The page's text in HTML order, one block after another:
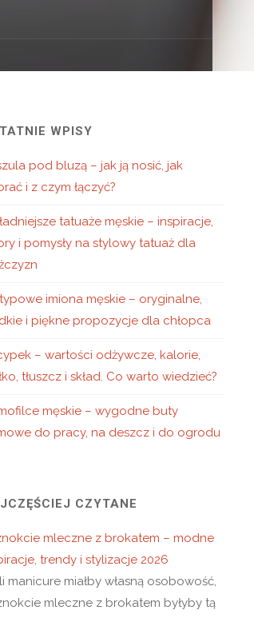
WPISY
pod bluzą – jak ją nosić, jak
i z czym łączyć?
tatuaże męskie – inspiracje,
i pomysły na stylowy tatuaż dla
imiona męskie – oryginalne,
i piękne propozycje dla chłopca
– wartości odżywcze, kalorie,
tłuszcz i skład. Co warto wiedzieć?
męskie – wygodne buty
do pracy, na deszcz i do ogrodu
CZYTANE
mleczne z brokatem – modne
trendy i stylizacje 2026
manicure miałby własną osobowość,
mleczne z brokatem byłyby tą